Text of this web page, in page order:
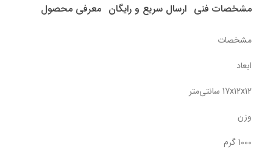
مشخصات فنی ارسال سریع و رایگان معرفی محصول
مشخصات
ابعاد
17x12x12 سانتی‌متر
وزن
1000 گرم